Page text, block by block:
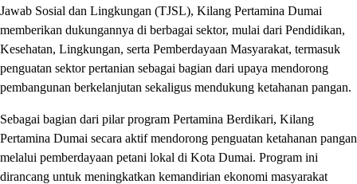
Jawab Sosial dan Lingkungan (TJSL), Kilang Pertamina Dumai
memberikan dukungannya di berbagai sektor, mulai dari Pendidikan,
Kesehatan, Lingkungan, serta Pemberdayaan Masyarakat, termasuk
penguatan sektor pertanian sebagai bagian dari upaya mendorong
pembangunan berkelanjutan sekaligus mendukung ketahanan pangan.
Sebagai bagian dari pilar program Pertamina Berdikari, Kilang
Pertamina Dumai secara aktif mendorong penguatan ketahanan pangan
melalui pemberdayaan petani lokal di Kota Dumai. Program ini
dirancang untuk meningkatkan kemandirian ekonomi masyarakat